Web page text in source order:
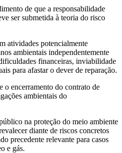
de que a responsabilidade
ser submetida à teoria do risco
atividades potencialmente
ambientais independentemente
financeiras, inviabilidade
para afastar o dever de reparação.
o encerramento do contrato de
ambientais do
na proteção do meio ambiente
diante de riscos concretos
precedente relevante para casos
e gás.